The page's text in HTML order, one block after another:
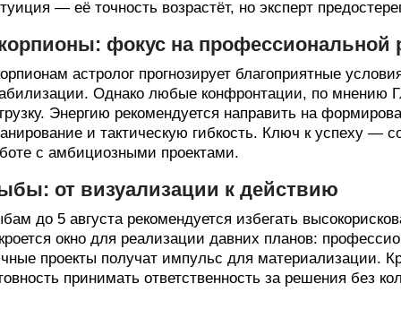
— её точность возрастёт, но эксперт
фокус на профессиональной
астролог прогнозирует благоприятные
Однако любые конфронтации, по мнению
Энергию рекомендуется направить на
и тактическую гибкость. Ключ к успеху —
с амбициозными проектами.
от визуализации к действию
до 5 августа рекомендуется избегать
окно для реализации давних планов:
проекты получат импульс для материализации.
принимать ответственность за решения без